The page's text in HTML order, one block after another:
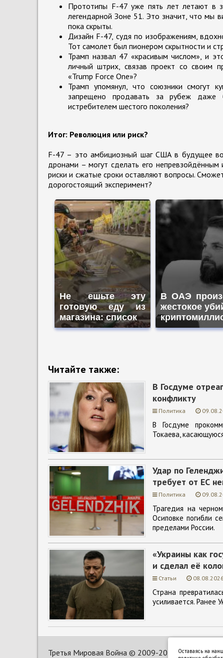
Прототипы F-47 уже пять лет летают в
легендарной Зоне 51. Это значит, что мы
пока скрыты.
Дизайн F-47, судя по изображениям,
Тот самолет был пионером скрытности и
Трамп назвал 47 «красивым числом», и
личный штрих, связав проект со своим
«Trump Force One»?
Трамп упомянул, что союзники смогут
запрещено продавать за рубеж даже
истребителем шестого поколения?
Итог: Революция или риск?
F-47 – это амбициозный шаг США в будущее
дронами – могут сделать его
риски и сжатые сроки оставляют вопросы.
дорогостоящий эксперимент?
Не ешьте эту
готовую еду из
магазина: список
В ОАЭ
жестокое
Читайте также:
В Госдуме
конфликту
Политика
В Госдуме
Токаева,
Удар по
требует от ЕС
Политика
Трагедия на
Осиповке погибли
пределами России.
«Украины как
и сделал её
Статьи
Страна
усиливается. Ранее
Третья Мировая Война © 2009-2025 Оставаясь на